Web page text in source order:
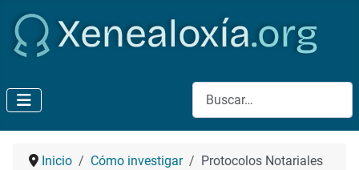
Buscar
Inicio Cómo investigar Protocolos Notariales